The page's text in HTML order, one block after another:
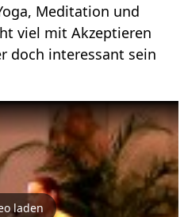
Meditation und
viel mit Akzeptieren
doch interessant sein
laden